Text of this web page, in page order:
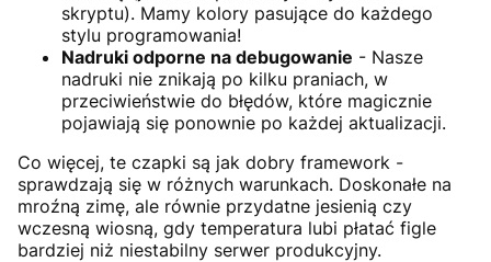
skryptu). Mamy kolory pasujące do każdego
stylu programowania!
Nadruki odporne na debugowanie - Nasze
nadruki nie znikają po kilku praniach, w
przeciwieństwie do błędów, które magicznie
pojawiają się ponownie po każdej aktualizacji.
Co więcej, te czapki są jak dobry framework -
sprawdzają się w różnych warunkach. Doskonałe na
mroźną zimę, ale równie przydatne jesienią czy
wczesną wiosną, gdy temperatura lubi płatać figle
bardziej niż niestabilny serwer produkcyjny.